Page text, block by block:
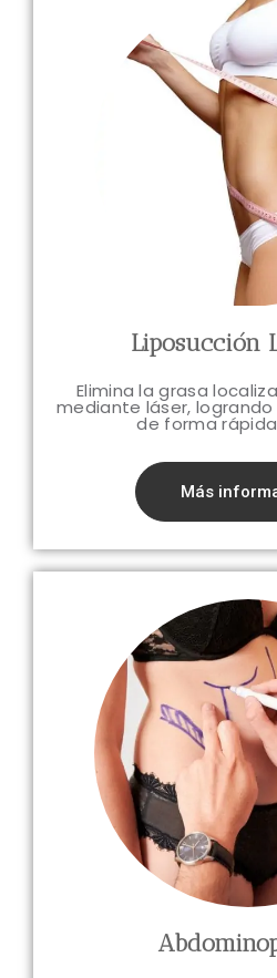
Liposucción
Elimina la grasa
mediante láser,
de forma
Más